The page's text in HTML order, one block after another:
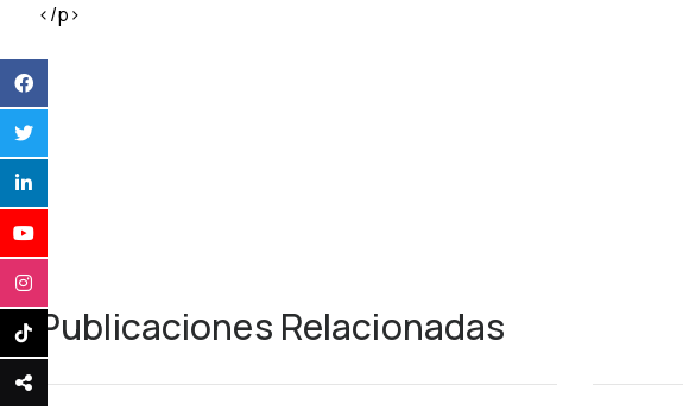
</p>
Publicaciones Relacionadas